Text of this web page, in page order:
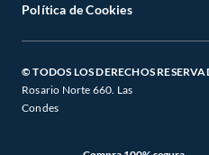
Política de Cookies
© TODOS LOS DERECHOS
Rosario Norte 660. Las
Condes